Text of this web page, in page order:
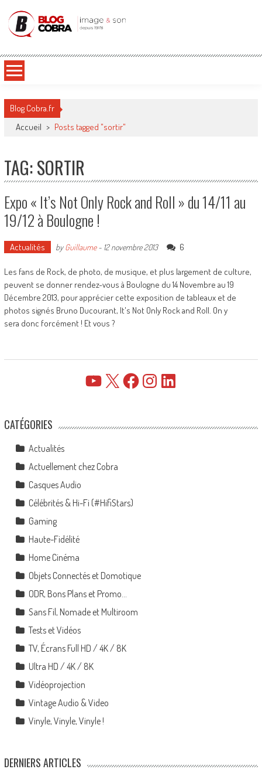
Blog Cobra
Blog Cobra.fr
Accueil > Posts tagged "sortir"
TAG: SORTIR
Expo « It’s Not Only Rock and Roll » du 14/11 au
19/12 à Boulogne !
Actualités byGuillaume- 12 novembre 2013 6
Les fans de Rock, de photo, de musique, et plus largement de culture,
peuvent se donner rendez-vous à Boulogne du 14 Novembre au 19
Décembre 2013, pour apprécier cette exposition de tableaux et de
photos signés Bruno Ducourant, It's Not Only Rock and Roll. On y
sera donc forcément ! Et vous ?
YouTube FacebookInstagramLinkedIn
CATÉGORIES
Actualités
Actuellement chez Cobra
Casques Audio
Célébrités & Hi-Fi (#HifiStars)
Gaming
Haute-Fidélité
Home Cinéma
Objets Connectés et Domotique
ODR, Bons Plans et Promo…
Sans Fil, Nomade et Multiroom
Tests et Vidéos
TV, Écrans Full HD / 4K / 8K
Ultra HD / 4K / 8K
Vidéoprojection
Vintage Audio & Video
Vinyle, Vinyle, Vinyle !
DERNIERS ARTICLES